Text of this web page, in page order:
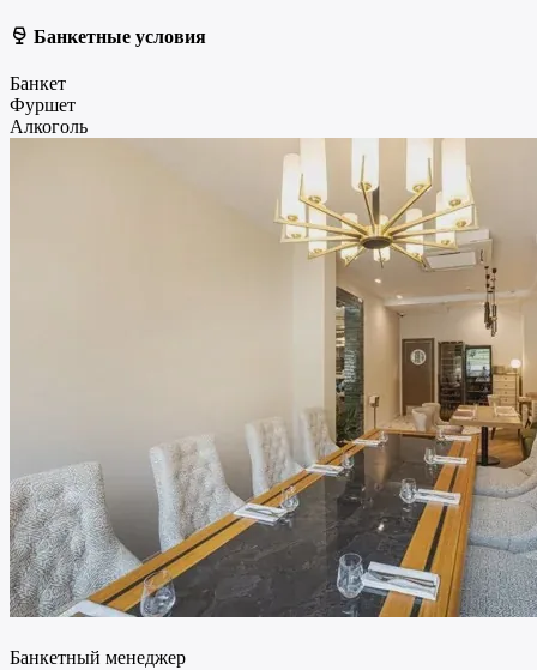
Банкетные условия
Банкет
Фуршет
Алкоголь
Банкетный менеджер